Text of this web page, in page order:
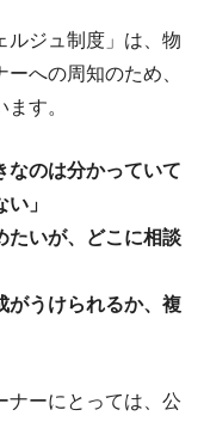
ルジュ制度」は、物
への周知のため、
す。
なのは分かっていて
」
たいが、どこに相談
がうけられるか、複
ーにとっては、公